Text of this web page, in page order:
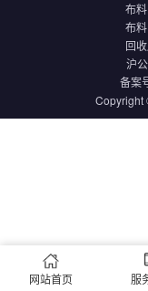
布
布
回
沪
备案
Copyright
网站首页 服